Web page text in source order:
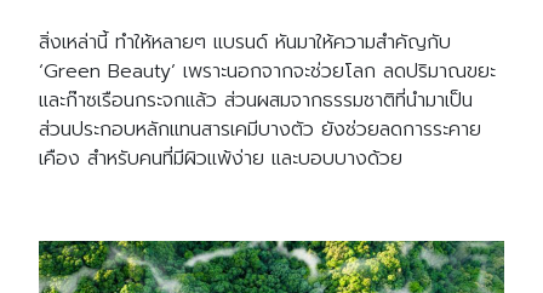
สิ่งเหล่านี้ ทำให้หลายๆ แบรนด์ หันมาให้ความสำคัญกับ
‘Green Beauty’ เพราะนอกจากจะช่วยโลก ลดปริมาณขยะ
และก๊าซเรือนกระจกแล้ว ส่วนผสมจากธรรมชาติที่นำมาเป็น
ส่วนประกอบหลักแทนสารเคมีบางตัว ยังช่วยลดการระคาย
เคือง สำหรับคนที่มีผิวแพ้ง่าย และบอบบางด้วย